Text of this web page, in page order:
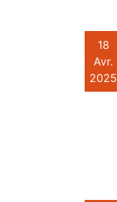
18
Avr.
2025